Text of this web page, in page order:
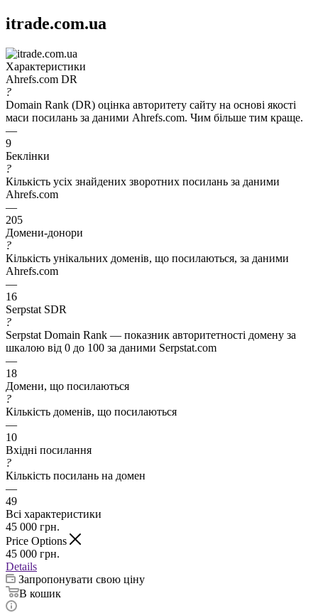
itrade.com.ua
Характеристики
Ahrefs.com DR
?
Domain Rank (DR) оцінка авторитету сайту на основі якості
маси посилань за даними Ahrefs.com. Чим більше тим краще.
—
9
Беклінки
?
Кількість усіх знайдених зворотних посилань за даними
Ahrefs.com
—
205
Домени-донори
?
Кількість унікальних доменів, що посилаються, за даними
Ahrefs.com
—
16
Serpstat SDR
?
Serpstat Domain Rank — показник авторитетності домену за
шкалою від 0 до 100 за даними Serpstat.com
—
18
Домени, що посилаються
?
Кількість доменів, що посилаються
—
10
Вхідні посилання
?
Кількість посилань на домен
—
49
Всі характеристики
45 000 грн.
Price Options
45 000 грн.
Details
Запропонувати свою ціну
В кошик